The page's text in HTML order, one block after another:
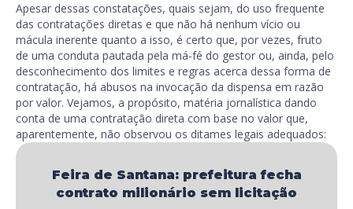
Apesar dessas constatações, quais sejam, do uso frequente
das contratações diretas e que não há nenhum vício ou
mácula inerente quanto a isso, é certo que, por vezes, fruto
de uma conduta pautada pela má-fé do gestor ou, ainda, pelo
desconhecimento dos limites e regras acerca dessa forma de
contratação, há abusos na invocação da dispensa em razão
por valor. Vejamos, a propósito, matéria jornalística dando
conta de uma contratação direta com base no valor que,
aparentemente, não observou os ditames legais adequados:
Feira de Santana: prefeitura fecha
contrato milionário sem licitação